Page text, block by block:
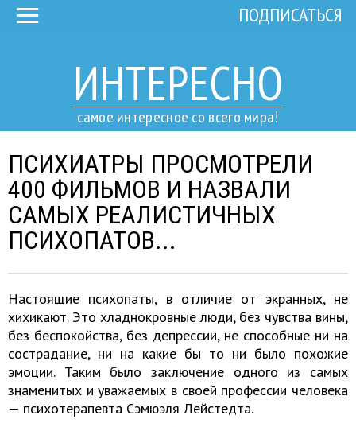
ИНТЕРЕСНО
самое интересное со всего мира!
ПОДПИСАТЬСЯ
ПСИХИАТРЫ ПРОСМОТРЕЛИ
400 ФИЛЬМОВ И НАЗВАЛИ
САМЫХ РЕАЛИСТИЧНЫХ
ПСИХОПАТОВ...
Настоящие психопаты, в отличие от экранных, не
хихикают. Это хладнокровные люди, без чувства вины,
без беспокойства, без депрессии, не способные ни на
сострадание, ни на какие бы то ни было похожие
эмоции. Таким было заключение одного из самых
знаменитых и уважаемых в своей профессии человека
— психотерапевта Сэмюэля Лейстедта.